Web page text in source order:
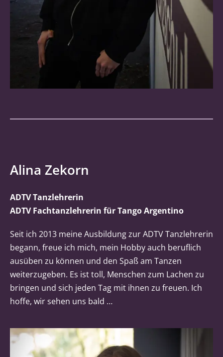
Alina Zekorn
ADTV Tanzlehrerin
ADTV Fachtanzlehrerin für Tango Argentino
Seit ich 2013 meine Ausbildung zur ADTV Tanzlehrerin
begann, freue ich mich, mein Hobby auch beruflich
ausüben zu können und den Spaß am Tanzen
weiterzugeben. Es ist toll, Menschen zum Lachen zu
bringen und sich jeden Tag mit ihnen zu freuen. Ich
hoffe, wir sehen uns bald …